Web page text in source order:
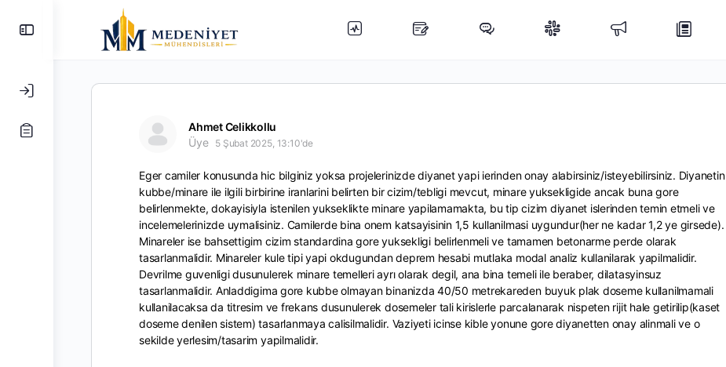
Ahmet Celikkollu
Üye
5 Şubat 2025, 13:10'de
Eger camiler konusunda hic bilginiz yoksa projelerinizde diyanet yapi ierinden onay alabirsiniz/isteyebilirsiniz. Diyanetin
kubbe/minare ile ilgili birbirine iranlarini belirten bir cizim/tebligi mevcut, minare yuksekligide ancak buna gore
belirlenmekte, dokayisiyla istenilen yukseklikte minare yapilamamakta, bu tip cizim diyanet islerinden temin etmeli ve
incelemelerinizde uymalisiniz. Camilerde bina onem katsayisinin 1,5 kullanilmasi uygundur(her ne kadar 1,2 ye girsede).
Minareler ise bahsettigim cizim standardina gore yuksekligi belirlenmeli ve tamamen betonarme perde olarak
tasarlanmalidir. Minareler kule tipi yapi okdugundan deprem hesabi mutlaka modal analiz kullanilarak yapilmalidir.
Devrilme guvenligi dusunulerek minare temelleri ayrı olarak degil, ana bina temeli ile beraber, dilatasyinsuz
tasarlanmalidir. Anladdigima gore kubbe olmayan binanizda 40/50 metrekareden buyuk plak doseme kullanilmamali
kullanilacaksa da titresim ve frekans dusunulerek dosemeler tali kirislerle parcalanarak nispeten rijit hale getirilip(kaset
doseme denilen sistem) tasarlanmaya calisilmalidir. Vaziyeti icinse kible yonune gore diyanetten onay alinmali ve o
sekilde yerlesim/tasarim yapilmalidir.